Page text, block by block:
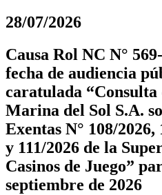
28/07/2026
Causa Rol NC N°
fecha de audiencia
caratulada “Consulta
Marina del Sol S.A.
Exentas N° 108/2026,
y 111/2026 de la
Casinos de Juego”
septiembre de 2026